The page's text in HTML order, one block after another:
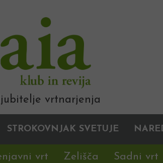
vrtnarjenja
STROKOVNJAK SVETUJE
vrt Zelišča Sadni vrt